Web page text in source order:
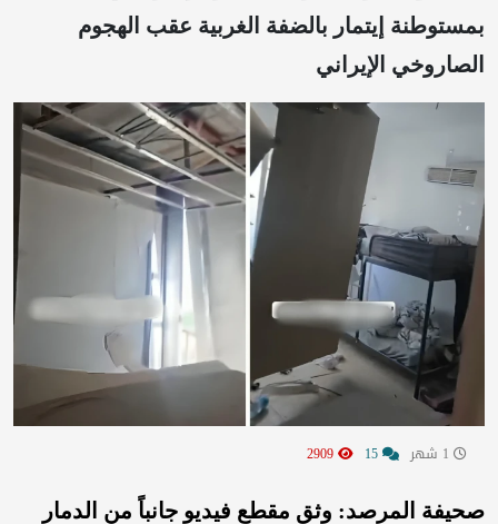
بمستوطنة إيتمار بالضفة الغربية عقب الهجوم
الصاروخي الإيراني
صحيفة المرصد: وثق مقطع فيديو جانباً من الدمار